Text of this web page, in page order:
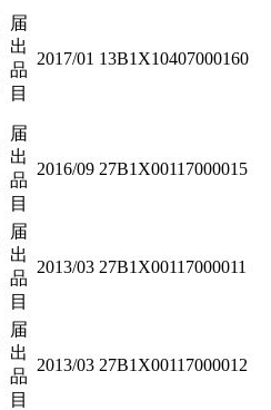
届
出
品
目
2017/01 13B1X10407000160
届
出
品
目
2016/09 27B1X00117000015
届
出
品
目
2013/03 27B1X00117000011
届
出
品
目
2013/03 27B1X00117000012